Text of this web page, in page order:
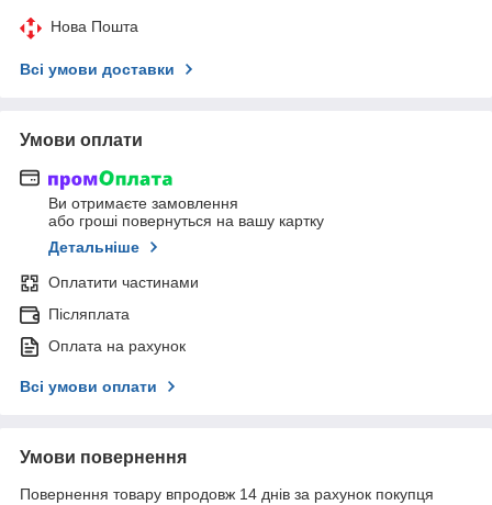
Нова Пошта
Всі умови доставки
Умови оплати
Ви отримаєте замовлення
або гроші повернуться на вашу картку
Детальніше
Оплатити частинами
Післяплата
Оплата на рахунок
Всі умови оплати
Умови повернення
Повернення товару впродовж 14 днів за рахунок покупця